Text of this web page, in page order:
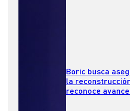
Boric busca
la
reconoce